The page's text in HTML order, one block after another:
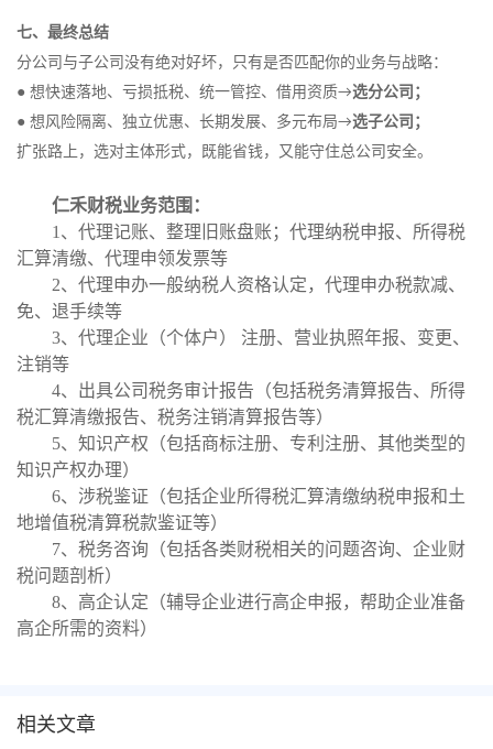
七、最终总结
分公司与子公司没有绝对好坏，只有是否匹配你的业务与战略：
● 想快速落地、亏损抵税、统一管控、借用资质→选分公司 ；
● 想风险隔离、独立优惠、长期发展、多元布局→选子公司 ；
扩张路上，选对主体形式，既能省钱 ，又能守住总公司安全。
仁禾财税业务范围：
1、代理记账、整理旧账盘账；代理纳税申报、所得税
汇算清缴、代理申领发票等
2、代理申办一般纳税人资格认定，代理申办税款减、
免、退手续等
3、代理企业（个体户） 注册、营业执照年报、变更、
注销等
4、出具公司税务审计报告（包括税务清算报告、所得
税汇算清缴报告、税务注销清算报告等）
5、知识产权（包括商标注册、专利注册、其他类型的
知识产权办理）
6、涉税鉴证（包括企业所得税汇算清缴纳税申报和土
地增值税清算税款鉴证等）
7、税务咨询（包括各类财税相关的问题咨询、企业财
税问题剖析）
8、高企认定（辅导企业进行高企申报，帮助企业准备
高企所需的资料）
相关文章